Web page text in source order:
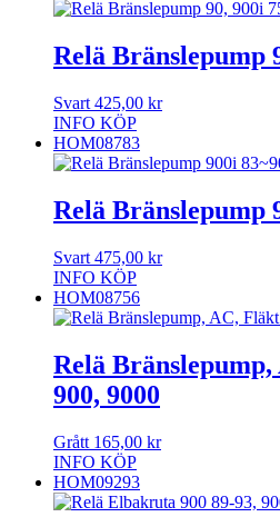
Relä Bränslepump
Svart 425,00 kr
INFO KÖP
HOM08783
Relä Bränslepump
Svart 475,00 kr
INFO KÖP
HOM08756
Relä
900, 9000
Grått 165,00 kr
INFO KÖP
HOM09293